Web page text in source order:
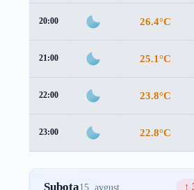
20:00 26.4°C
21:00 25.1°C
22:00 23.8°C
23:00 22.8°C
Subota15. avgust ↑